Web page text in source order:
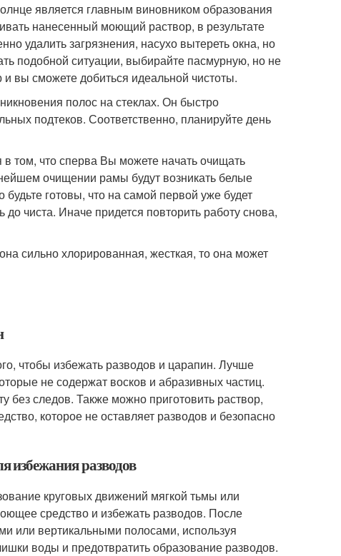
является главным виновником образования
нанесенный моющий раствор, в результате
удалить загрязнения, насухо вытереть окна, но
подобной ситуации, выбирайте пасмурную, но не
вы сможете добиться идеальной чистоты.
полос на стеклах. Он быстро
подтеков. Соответственно, планируйте день
том, что сперва Вы можете начать очищать
очищении рамы будут возникать белые
готовы, что на самой первой уже будет
чиста. Иначе придется повторить работу снова,
сильно хлорированная, жесткая, то она может
чтобы избежать разводов и царапин. Лучше
не содержат восков и абразивных частиц.
без следов. Также можно приготовить раствор,
которое не оставляет разводов и безопасно
избежания разводов
круговых движений мягкой тьмы или
средство и избежать разводов. После
или вертикальными полосами, используя
воды и предотвратить образование разводов.